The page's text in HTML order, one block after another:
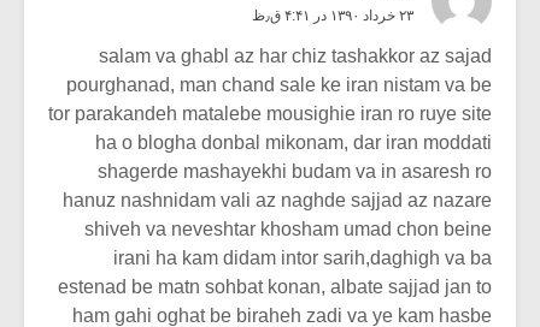
۲۳ خرداد ۱۳۹۰ در ۴:۴۱ ق٫ظ
salam va ghabl az har chiz tashakkor az sajad
pourghanad, man chand sale ke iran nistam va be
tor parakandeh matalebe mousighie iran ro ruye site
ha o blogha donbal mikonam, dar iran moddati
shagerde mashayekhi budam va in asaresh ro
hanuz nashnidam vali az naghde sajjad az nazare
shiveh va neveshtar khosham umad chon beine
irani ha kam didam intor sarih,daghigh va ba
estenad be matn sohbat konan, albate sajjad jan to
ham gahi oghat be biraheh zadi va ye kam hasbe